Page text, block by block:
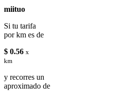
miituo
Si tu tarifa
por km es de
$ 0.56 x
km
y recorres un
aproximado de